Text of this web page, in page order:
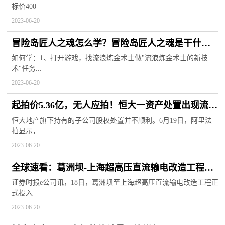
标价400
2023-06-20
冒险岛匠人之魂怎么学？冒险岛匠人之魂是干什么
用的？
如何学：1、打开游戏，找流浪炼金术士做"流浪炼金术士的新技
术"任务...
2023-06-20
起拍价5.36亿，无人应拍！恒大一资产处置出现流
拍…-环球百事通
恒大地产旗下持有的子公司股权处置并不顺利。6月19日，阿里法
拍显示，
2023-06-20
全球速看：葛洲坝-上海超高压直流输电改造工程投
运
证券时报e公司讯，18日，葛洲坝至上海超高压直流输电改造工程正
式投入
2023-06-20